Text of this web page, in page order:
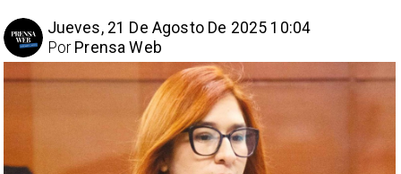
Jueves, 21 De Agosto De 2025 10:04
Prensa Web
Por